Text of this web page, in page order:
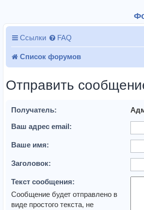
Ссылки FAQ
Список форумов
Отправить
Получатель:
Ваш адрес email:
Ваше имя:
Заголовок:
Текст сообщения:
Сообщение будет отправлено в
виде простого текста, не